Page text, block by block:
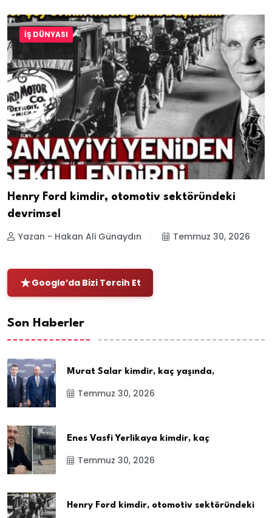
İŞ DÜNYASI
Henry Ford kimdir, otomotiv sektöründeki
devrimsel
Yazan - Hakan Ali Günaydın Temmuz 30, 2026
Google’da Bizi Tercih Et
Son Haberler
Murat Salar kimdir, kaç yaşında,
Temmuz 30, 2026
Enes Vasfi Yerlikaya kimdir, kaç
Temmuz 30, 2026
Henry Ford kimdir, otomotiv sektöründeki